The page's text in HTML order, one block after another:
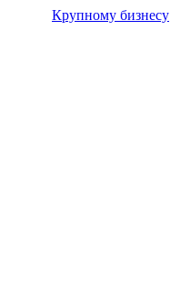
Крупному бизнесу